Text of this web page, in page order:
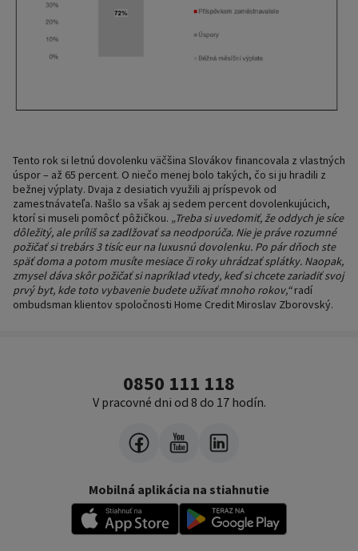
Tento rok si letnú dovolenku väčšina Slovákov financovala z vlastných
úspor – až 65 percent. O niečo menej bolo takých, čo si ju hradili z
bežnej výplaty. Dvaja z desiatich využili aj príspevok od
zamestnávateľa. Našlo sa však aj sedem percent dovolenkujúcich,
ktorí si museli pomôcť pôžičkou. „Treba si uvedomiť, že oddych je síce
dôležitý, ale príliš sa zadlžovať sa neodporúča. Nie je práve rozumné
požičať si trebárs 3 tisíc eur na luxusnú dovolenku. Po pár dňoch ste
späť doma a potom musíte mesiace či roky uhrádzať splátky. Naopak,
zmysel dáva skôr požičať si napríklad vtedy, keď si chcete zariadiť svoj
prvý byt, kde toto vybavenie budete užívať mnoho rokov,“radí
ombudsman klientov spoločnosti Home Credit Miroslav Zborovský.
0850 111 118
V pracovné dni od 8 do 17 hodín.
Mobilná aplikácia na stiahnutie